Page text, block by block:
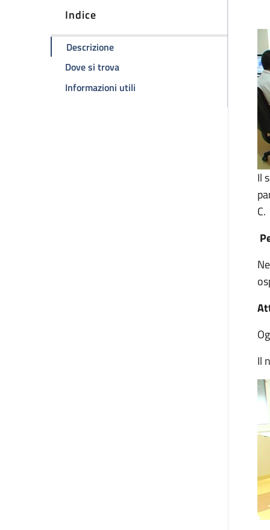
Indice
Descrizionedella pagina Settore di Sierologia
Dove si trovadella pagina Settore di Sierologia
Informazioni utili della pagina Settore di
Il
C.
Il